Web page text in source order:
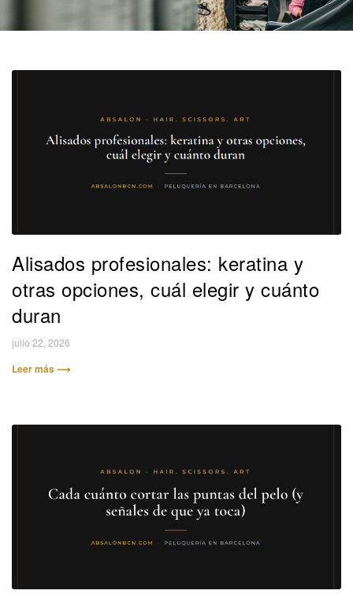
Alisados profesionales: keratina y
otras opciones, cuál elegir y cuánto
duran
julio 22, 2026
Leer más ⟶